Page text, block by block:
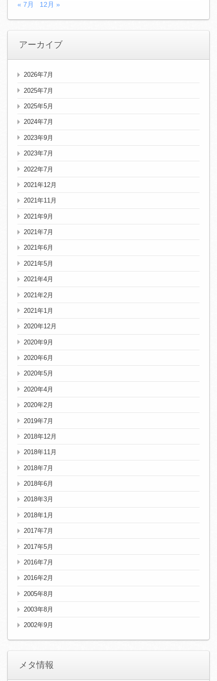
« 7月 12月 »
アーカイブ
2026年7月
2025年7月
2025年5月
2024年7月
2023年9月
2023年7月
2022年7月
2021年12月
2021年11月
2021年9月
2021年7月
2021年6月
2021年5月
2021年4月
2021年2月
2021年1月
2020年12月
2020年9月
2020年6月
2020年5月
2020年4月
2020年2月
2019年7月
2018年12月
2018年11月
2018年7月
2018年6月
2018年3月
2018年1月
2017年7月
2017年5月
2016年7月
2016年2月
2005年8月
2003年8月
2002年9月
メタ情報